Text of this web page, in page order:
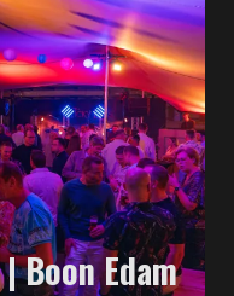
Boon Edam